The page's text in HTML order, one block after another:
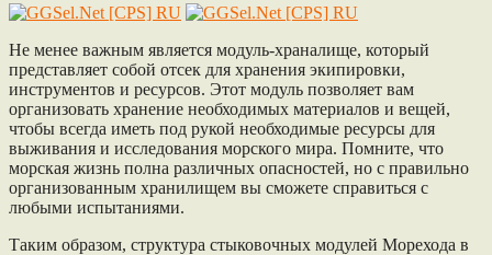
Не менее важным является модуль-храналище, который
представляет собой отсек для хранения экипировки,
инструментов и ресурсов. Этот модуль позволяет вам
организовать хранение необходимых материалов и вещей,
чтобы всегда иметь под рукой необходимые ресурсы для
выживания и исследования морского мира. Помните, что
морская жизнь полна различных опасностей, но с правильно
организованным хранилищем вы сможете справиться с
любыми испытаниями.
Таким образом, структура стыковочных модулей Морехода в